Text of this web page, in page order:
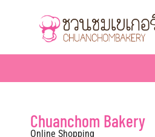
Chuanchom Bakery
Online Shopping